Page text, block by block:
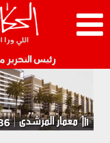
رئيس التحرير